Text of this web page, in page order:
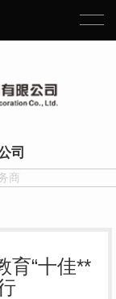
司
商
育“十佳**